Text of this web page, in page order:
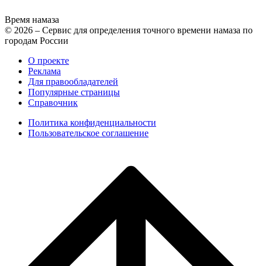
Время намаза
© 2026 – Сервис для определения точного времени намаза по
городам России
О проекте
Реклама
Для правообладателей
Популярные страницы
Справочник
Политика конфиденциальности
Пользовательское соглашение